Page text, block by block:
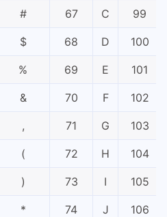
# 67 C 99
$ 68 D 100
% 69 E 101
& 70 F 102
, 71 G 103
( 72 H 104
) 73 I 105
* 74 J 106